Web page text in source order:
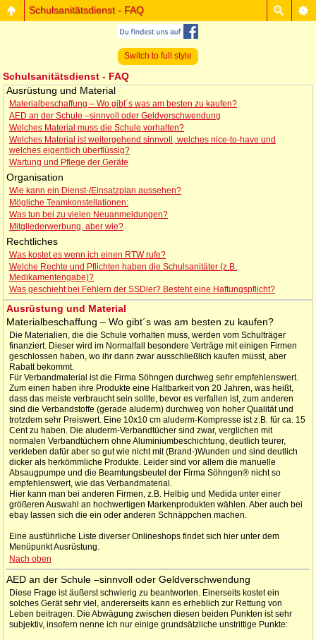
Schulsanitätsdienst - FAQ
Switch to full style
Schulsanitätsdienst - FAQ
Ausrüstung und Material
Materialbeschaffung – Wo gibt´s was am besten zu kaufen?
AED an der Schule –sinnvoll oder Geldverschwendung
Welches Material muss die Schule vorhalten?
Welches Material ist weitergehend sinnvoll, welches nice-to-have und
welches eigentlich überflüssig?
Wartung und Pflege der Geräte
Organisation
Wie kann ein Dienst-/Einsatzplan aussehen?
Mögliche Teamkonstellationen:
Was tun bei zu vielen Neuanmeldungen?
Mitgliederwerbung, aber wie?
Rechtliches
Was kostet es wenn ich einen RTW rufe?
Welche Rechte und Pflichten haben die Schulsanitäter (z.B.
Medikamentengabe)?
Was geschieht bei Fehlern der SSDler? Besteht eine Haftungspflicht?
Ausrüstung und Material
Materialbeschaffung – Wo gibt´s was am besten zu kaufen?
Die Materialien, die die Schule vorhalten muss, werden vom Schulträger
finanziert. Dieser wird im Normalfall besondere Verträge mit einigen Firmen
geschlossen haben, wo ihr dann zwar ausschließlich kaufen müsst, aber
Rabatt bekommt.
Für Verbandmaterial ist die Firma Söhngen durchweg sehr empfehlenswert.
Zum einen haben ihre Produkte eine Haltbarkeit von 20 Jahren, was heißt,
dass das meiste verbraucht sein sollte, bevor es verfallen ist, zum anderen
sind die Verbandstoffe (gerade aluderm) durchweg von hoher Qualität und
trotzdem sehr Preiswert. Eine 10x10 cm aluderm-Kompresse ist z.B. für ca. 15
Cent zu haben. Die aluderm-Verbandtücher sind zwar, verglichen mit
normalen Verbandtüchern ohne Aluminiumbeschichtung, deutlich teurer,
verkleben dafür aber so gut wie nicht mit (Brand-)Wunden und sind deutlich
dicker als herkömmliche Produkte. Leider sind vor allem die manuelle
Absaugpumpe und die Beamtungsbeutel der Firma Söhngen® nicht so
empfehlenswert, wie das Verbandmaterial.
Hier kann man bei anderen Firmen, z.B. Helbig und Medida unter einer
größeren Auswahl an hochwertigen Markenprodukten wählen. Aber auch bei
ebay lassen sich die ein oder anderen Schnäppchen machen.
Eine ausführliche Liste diverser Onlineshops findet sich hier unter dem
Menüpunkt Ausrüstung.
Nach oben
AED an der Schule –sinnvoll oder Geldverschwendung
Diese Frage ist äußerst schwierig zu beantworten. Einerseits kostet ein
solches Gerät sehr viel, andererseits kann es erheblich zur Rettung von
Leben beitragen. Die Abwägung zwischen diesen beiden Punkten ist sehr
subjektiv, insofern nenne ich nur einige grundsätzliche unstrittige Punkte: